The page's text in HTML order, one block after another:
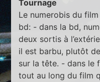
Tournage
Le numerobis du
bd: - dans la bd,
deux sortis à
il est barbu, plutôt
sur la tête. - dans le
tout au long du film